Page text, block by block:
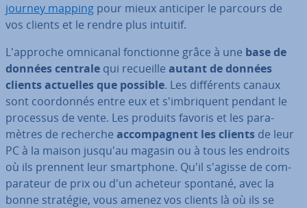
journey mapping pour mieux anticiper le parcours de
vos clients et le rendre plus intuitif.
L'ap­proche omnicanal fonc­tionne grâce à une base de
données centrale qui recueille autant de données
clients actuelles que possible. Les dif­fé­rents canaux
sont coor­don­nés entre eux et s'im­bri­quent pendant le
processus de vente. Les produits favoris et les pa­ra­
mètres de recherche ac­com­pag­nent les clients de leur
PC à la maison jusqu'au magasin ou à tous les endroits
où ils prennent leur smart­phone. Qu'il s'agisse de com­
pa­ra­teur de prix ou d'un acheteur spontané, avec la
bonne stratégie, vous amenez vos clients là où ils se